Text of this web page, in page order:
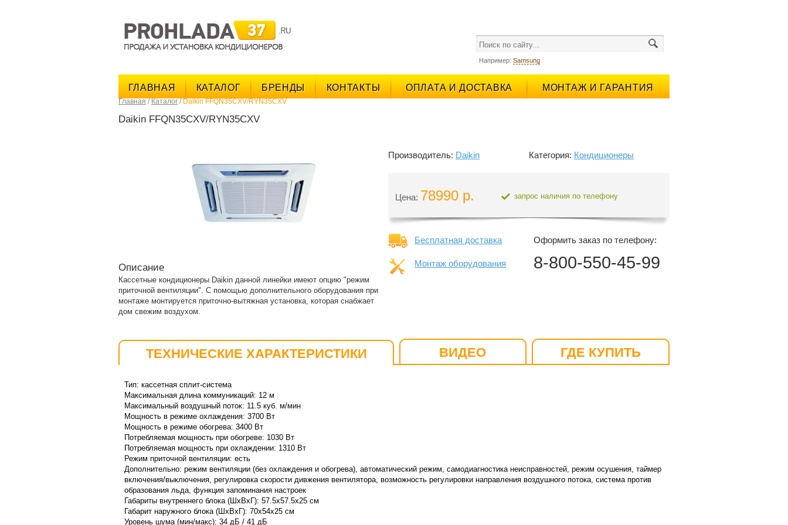
Например: Samsung
ГЛАВНАЯ КАТАЛОГ БРЕНДЫ КОНТАКТЫ ОПЛАТА И ДОСТАВКА МОНТАЖ И ГАРАНТИЯ
Главная / Каталог / Daikin FFQN35CXV/RYN35CXV
Daikin FFQN35CXV/RYN35CXV
Описание
Кассетные кондиционеры Daikin данной линейки имеют опцию "режим
приточной вентиляции". С помощью дополнительного оборудования при
монтаже монтируется приточно-вытяжная установка, которая снабжает
дом свежим воздухом.
Производитель: Daikin Категория: Кондиционеры
Цена: 78990 р. запрос наличия по телефону
Бесплатная доставка
Монтаж оборудования
Оформить заказ по телефону:
8-800-550-45-99
ТЕХНИЧЕСКИЕ ХАРАКТЕРИСТИКИ ВИДЕО ГДЕ КУПИТЬ
Тип: кассетная сплит-система
Максимальная длина коммуникаций: 12 м
Максимальный воздушный поток: 11.5 куб. м/мин
Мощность в режиме охлаждения: 3700 Вт
Мощность в режиме обогрева: 3400 Вт
Потребляемая мощность при обогреве: 1030 Вт
Потребляемая мощность при охлаждении: 1310 Вт
Режим приточной вентиляции: есть
Дополнительно: режим вентиляции (без охлаждения и обогрева), автоматический режим, самодиагностика неисправностей, режим осушения, таймер
включения/выключения, регулировка скорости дивжения вентилятора, возможность регулировки направления воздушного потока, система против
образования льда, функция запоминания настроек
Габариты внутреннего блока (ШxВxГ): 57.5x57.5x25 см
Габарит наружного блока (ШxВxГ): 70x54x25 см
Уровень шума (мин/макс): 34 дБ / 41 дБ